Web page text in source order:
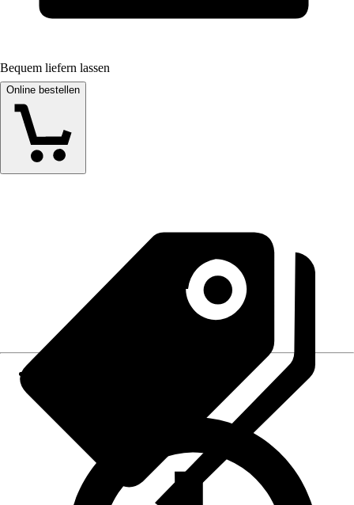
Bequem liefern lassen
Online bestellen